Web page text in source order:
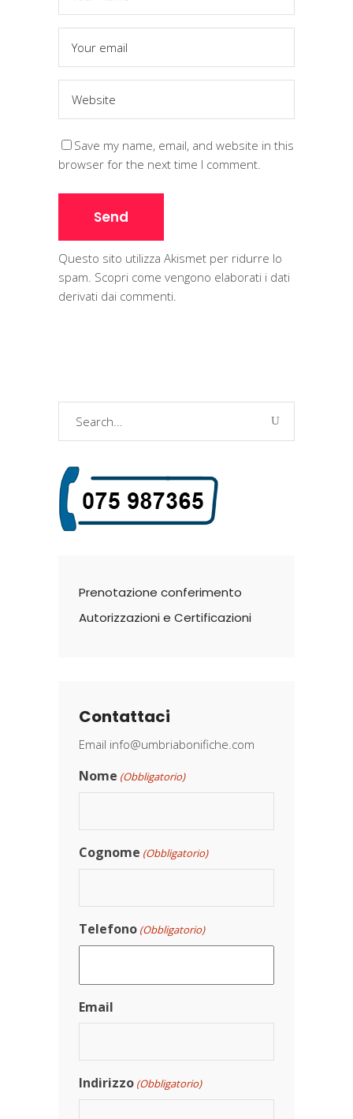
Save my name, email, and website in this
browser for the next time I comment.
Questo sito utilizza Akismet per ridurre lo
spam. Scopri come vengono elaborati i dati
derivati dai commenti.
Prenotazione conferimento
Autorizzazioni e Certificazioni
Contattaci
Email info@umbriabonifiche.com
Nome (Obbligatorio)
Cognome (Obbligatorio)
Telefono (Obbligatorio)
Email
Indirizzo (Obbligatorio)